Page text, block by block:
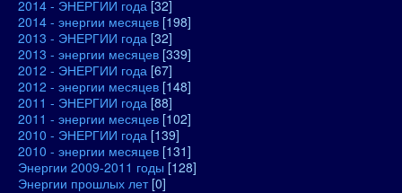
2014 - ЭНЕРГИИ года [32]
2014 - энергии месяцев [198]
2013 - ЭНЕРГИИ года [32]
2013 - энергии месяцев [339]
2012 - ЭНЕРГИИ года [67]
2012 - энергии месяцев [148]
2011 - ЭНЕРГИИ года [88]
2011 - энергии месяцев [102]
2010 - ЭНЕРГИИ года [139]
2010 - энергии месяцев [131]
Энергии 2009-2011 годы [128]
Энергии прошлых лет [0]